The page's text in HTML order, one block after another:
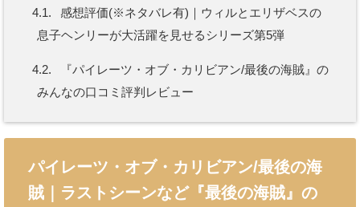
4.1.
感想評価(※ネタバレ有)｜ウィルとエリザベスの
息子ヘンリーが大活躍を見せるシリーズ第5弾
4.2.
『パイレーツ・オブ・カリビアン/最後の海賊』の
みんなの口コミ評判レビュー
パイレーツ・オブ・カリビアン/最後の海
賊｜ラストシーンなど『最後の海賊』の